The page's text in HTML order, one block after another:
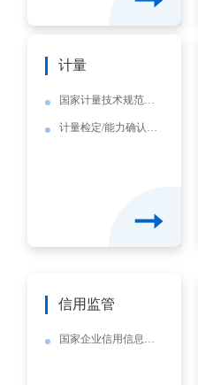
信用监管
国家企业信用信息公示系统
计量
国家计量技术规范全文公开系统
计量检定/能力确认机构公示信息查询